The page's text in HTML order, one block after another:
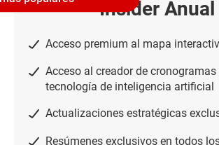
Insider Anual
Acceso premium al mapa
Acceso al creador de cronogramas
tecnología de inteligencia artificial
Actualizaciones estratégicas
Resúmenes exclusivos en todos